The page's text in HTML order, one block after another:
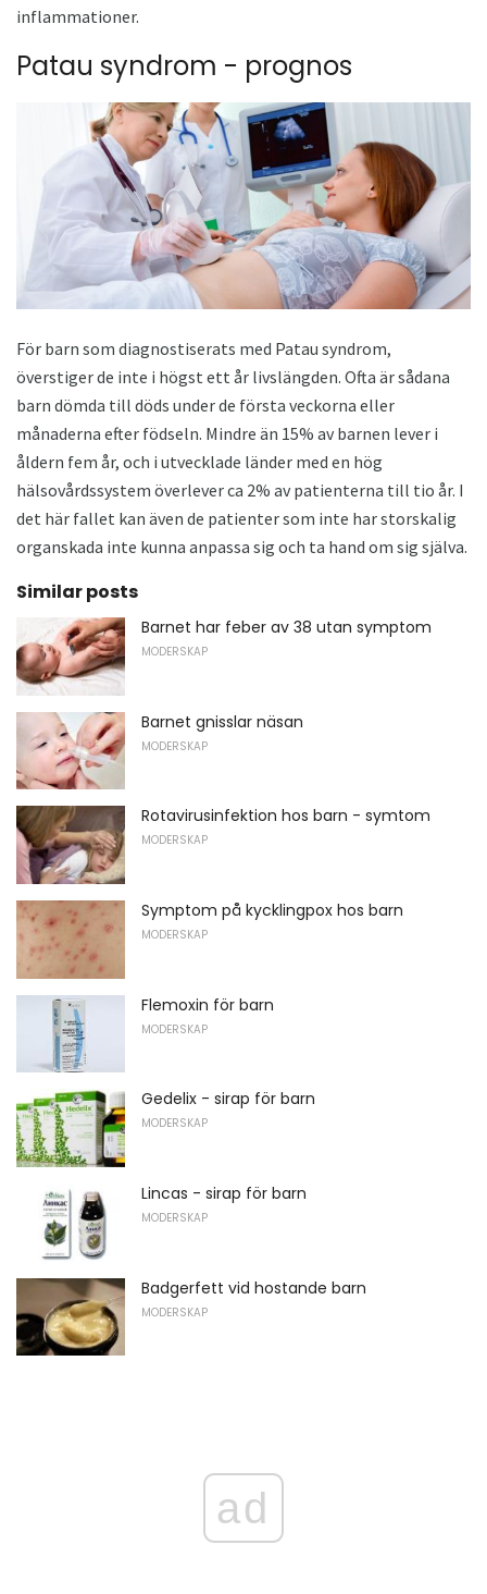
inflammationer.
Patau syndrom - prognos
För barn som diagnostiserats med Patau syndrom,
överstiger de inte i högst ett år livslängden. Ofta är sådana
barn dömda till döds under de första veckorna eller
månaderna efter födseln. Mindre än 15% av barnen lever i
åldern fem år, och i utvecklade länder med en hög
hälsovårdssystem överlever ca 2% av patienterna till tio år. I
det här fallet kan även de patienter som inte har storskalig
organskada inte kunna anpassa sig och ta hand om sig själva.
Similar posts
Barnet har feber av 38 utan symptom
MODERSKAP
Barnet gnisslar näsan
MODERSKAP
Rotavirusinfektion hos barn - symtom
MODERSKAP
Symptom på kycklingpox hos barn
MODERSKAP
Flemoxin för barn
MODERSKAP
Gedelix - sirap för barn
MODERSKAP
Lincas - sirap för barn
MODERSKAP
Badgerfett vid hostande barn
MODERSKAP
ad